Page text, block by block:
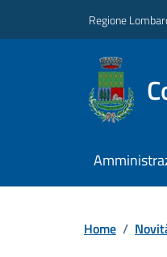
Regione
Home /